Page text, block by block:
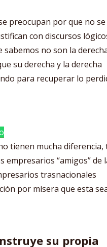
preocupan por que no
con discursos
no son la
su derecha y la derecha
para recuperar lo
tienen mucha diferencia,
empresarios “amigos” de
trasnacionales
por mísera que esta
su propia